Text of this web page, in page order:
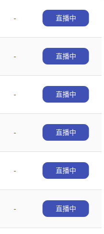
-
直播中
-
直播中
-
直播中
-
直播中
-
直播中
-
直播中